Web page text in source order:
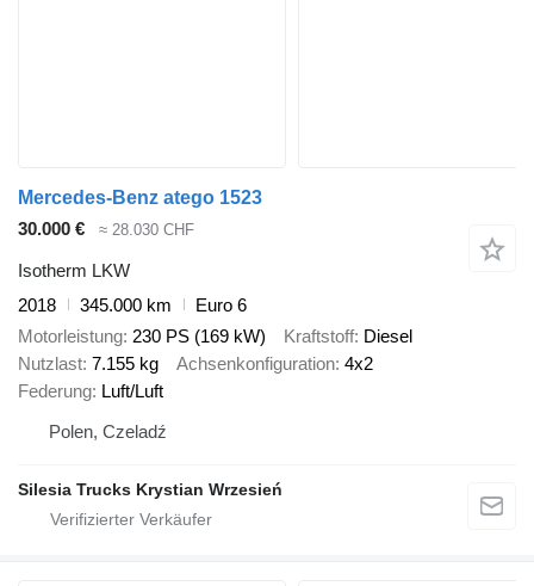
Mercedes-Benz atego 1523
30.000 €
≈ 28.030 CHF
Isotherm LKW
2018
345.000 km
Euro 6
Motorleistung 230 PS (169 kW) Kraftstoff Diesel
Nutzlast 7.155 kg Achsenkonfiguration 4x2
Federung Luft/Luft
Polen, Czeladź
Silesia Trucks Krystian Wrzesień